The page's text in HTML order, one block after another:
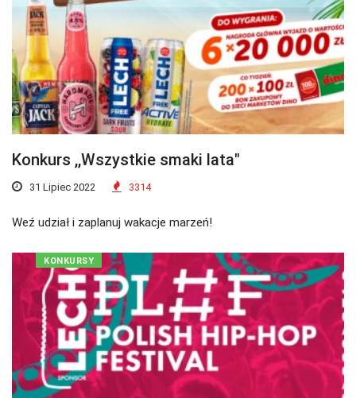
Konkurs ,,Wszystkie smaki lata"
31 Lipiec 2022 3314
Weź udział i zaplanuj wakacje marzeń!
KONKURSY